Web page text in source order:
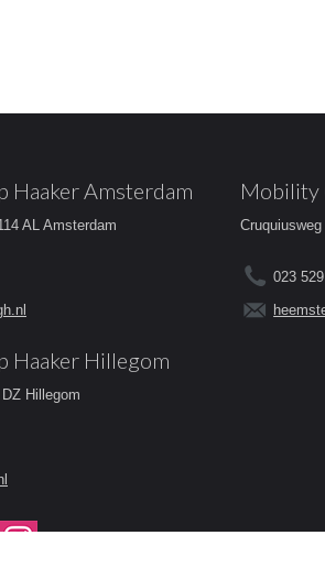
Haaker Amsterdam
AL Amsterdam
Mobility
023
Haaker Hillegom
Hillegom